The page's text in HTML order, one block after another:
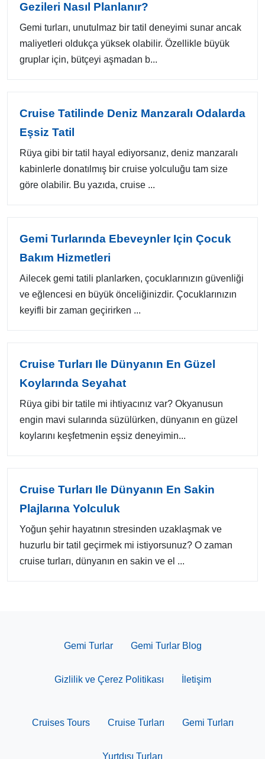
Gezileri Nasıl Planlanır?
Gemi turları, unutulmaz bir tatil deneyimi sunar ancak
maliyetleri oldukça yüksek olabilir. Özellikle büyük
gruplar için, bütçeyi aşmadan b...
Cruise Tatilinde Deniz Manzaralı Odalarda
Eşsiz Tatil
Rüya gibi bir tatil hayal ediyorsanız, deniz manzaralı
kabinlerle donatılmış bir cruise yolculuğu tam size
göre olabilir. Bu yazıda, cruise ...
Gemi Turlarında Ebeveynler Için Çocuk
Bakım Hizmetleri
Ailecek gemi tatili planlarken, çocuklarınızın güvenliği
ve eğlencesi en büyük önceliğinizdir. Çocuklarınızın
keyifli bir zaman geçirirken ...
Cruise Turları Ile Dünyanın En Güzel
Koylarında Seyahat
Rüya gibi bir tatile mi ihtiyacınız var? Okyanusun
engin mavi sularında süzülürken, dünyanın en güzel
koylarını keşfetmenin eşsiz deneyimin...
Cruise Turları Ile Dünyanın En Sakin
Plajlarına Yolculuk
Yoğun şehir hayatının stresinden uzaklaşmak ve
huzurlu bir tatil geçirmek mi istiyorsunuz? O zaman
cruise turları, dünyanın en sakin ve el ...
Gemi Turlar Gemi Turlar Blog
Gizlilik ve Çerez Politikası İletişim
Cruises Tours Cruise Turları Gemi Turları
Yurtdışı Turları